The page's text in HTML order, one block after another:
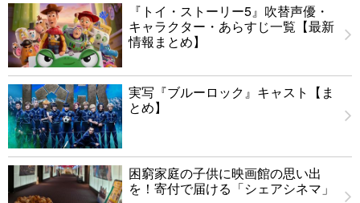
『トイ・ストーリー5』吹替声優・
キャラクター・あらすじ一覧【最新
情報まとめ】
実写『ブルーロック』キャスト【ま
とめ】
困窮家庭の子供に映画館の思い出
を！寄付で届ける「シェアシネマ」